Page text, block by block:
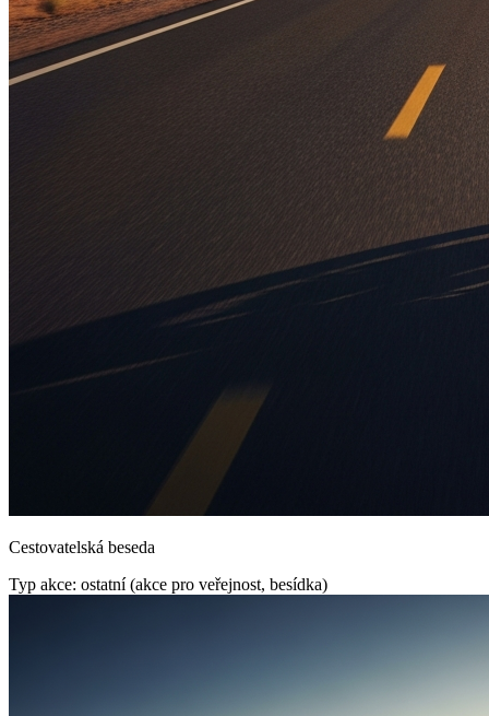
Cestovatelská beseda
Typ akce: ostatní (akce pro veřejnost, besídka)